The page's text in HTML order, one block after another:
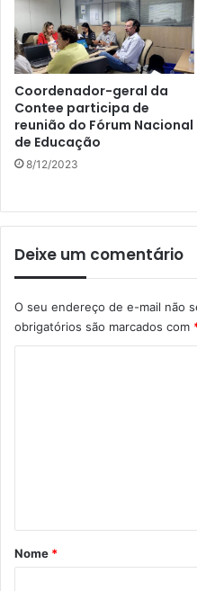
Coordenador-geral da
Contee participa de
reunião do Fórum Nacional
de Educação
8/12/2023
Deixe um comentário
O seu endereço de e-mail não
obrigatórios são marcados com
rNome *